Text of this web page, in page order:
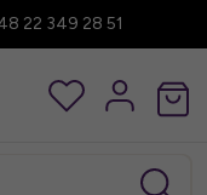
22 349 28 51